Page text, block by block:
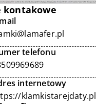
kontakowe
telefonu
internetowy
klamkistarejdaty.pl